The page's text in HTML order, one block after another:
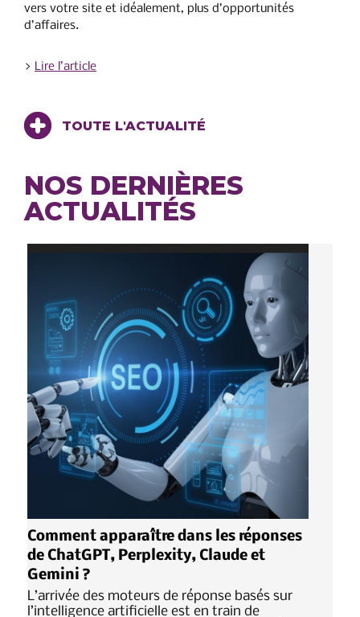
vers votre site et idéalement, plus d’opportunités
d’affaires.
> Lire l’article
TOUTE L'ACTUALITÉ
NOS DERNIÈRES
ACTUALITÉS
Comment apparaître dans les réponses
de ChatGPT, Perplexity, Claude et
Gemini ?
L’arrivée des moteurs de réponse basés sur
l’intelligence artificielle est en train de